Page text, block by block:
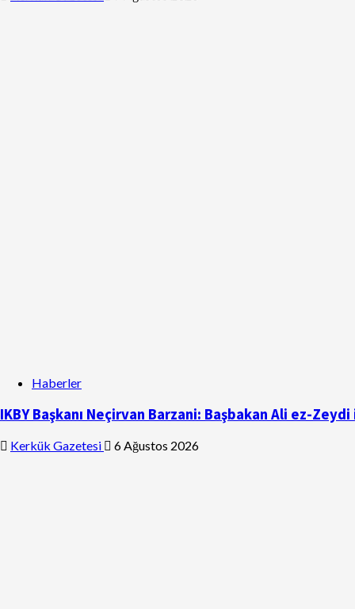
Haberler
IKBY Başkanı Neçirvan Barzani: Başbakan Ali ez-
Kerkük Gazetesi 6 Ağustos 2026